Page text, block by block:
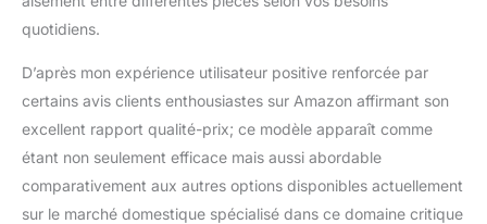
quotidiens.
D’après mon expérience utilisateur positive renforcée par
certains avis clients enthousiastes sur Amazon affirmant son
excellent rapport qualité-prix; ce modèle apparaît comme
étant non seulement efficace mais aussi abordable
comparativement aux autres options disponibles actuellement
sur le marché domestique spécialisé dans ce domaine critique